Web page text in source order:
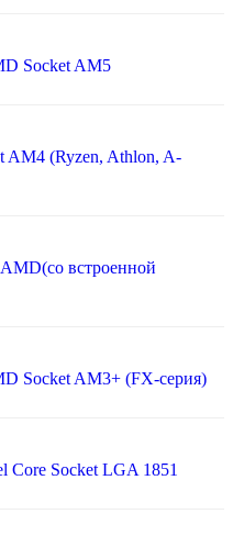
Socket AM5
AM4 (Ryzen, Athlon, A-
встроенной
Socket AM3+ (FX-серия)
Core Socket LGA 1851